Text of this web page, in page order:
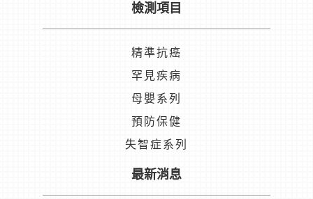
檢測項目
精準抗癌
罕見疾病
母嬰系列
預防保健
失智症系列
最新消息